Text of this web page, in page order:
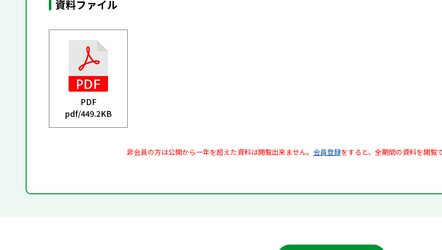
資料ファイル
PDF
pdf/449.2KB
非会員の方は公開から一年を超えた資料は閲覧出来ません。 会員登録をすると、全期間の資料を閲覧